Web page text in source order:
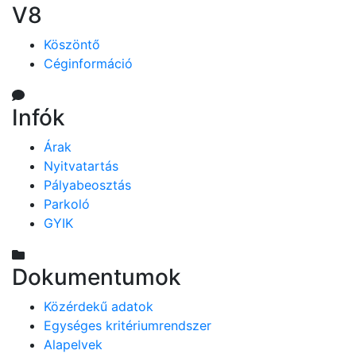
V8
Köszöntő
Céginformáció
Infók
Árak
Nyitvatartás
Pályabeosztás
Parkoló
GYIK
Dokumentumok
Közérdekű adatok
Egységes kritériumrendszer
Alapelvek